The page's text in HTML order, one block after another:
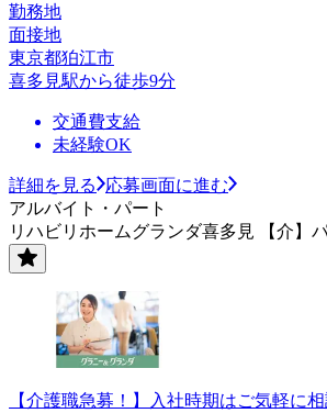
勤務地
面接地
東京都狛江市
喜多見駅から徒歩9分
交通費支給
未経験OK
詳細を見る
応募画面に進む
アルバイト・パート
リハビリホームグランダ喜多見 【介】
【介護職急募！】入社時期はご気軽に